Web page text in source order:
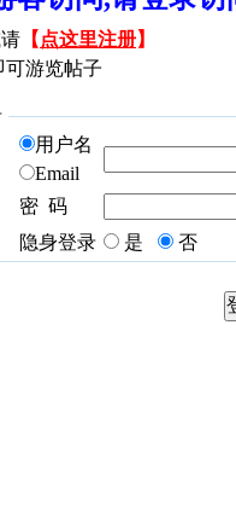
【 点这里注册】
可游览帖子
用户名
Email
密 码
隐身登录
是 否